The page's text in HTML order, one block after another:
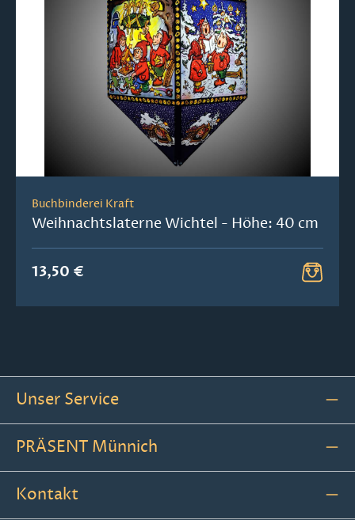
Buchbinderei Kraft
Weihnachtslaterne Wichtel - Höhe: 40 cm
13,50 €
Unser Service
PRÄSENT Münnich
Kontakt